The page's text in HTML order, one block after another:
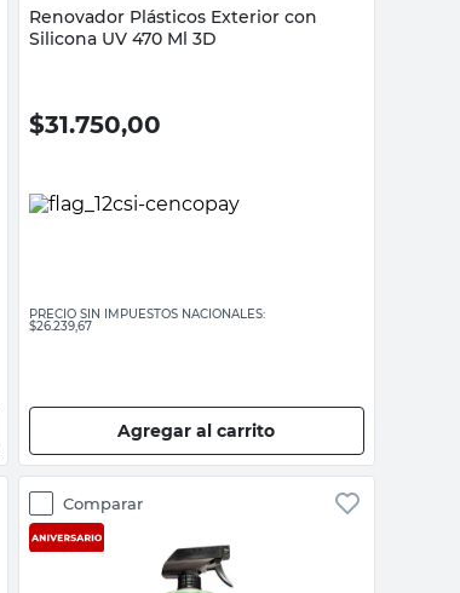
Renovador Plásticos Exterior con
Silicona UV 470 Ml 3D
$31.750,00
PRECIO SIN IMPUESTOS NACIONALES:
$26.239,67
Agregar al carrito
Comparar